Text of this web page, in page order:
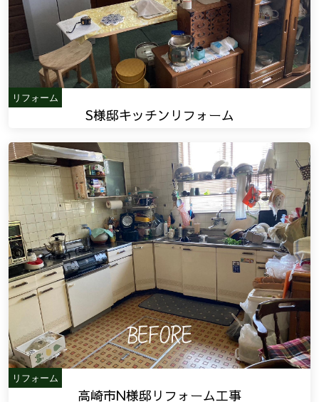
リフォーム
S様邸キッチンリフォーム
リフォーム
高崎市N様邸リフォーム工事